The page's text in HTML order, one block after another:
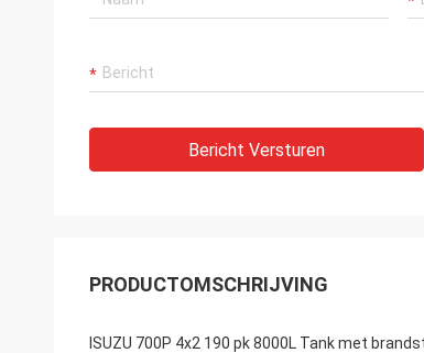
Bericht Versturen
PRODUCTOMSCHRIJVING
ISUZU 700P 4x2 190 pk 8000L Tank met